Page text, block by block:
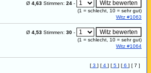
Ø 4,63 Stimmen: 24 -
(1 = schlecht, 10 = sehr gut)
Witz #1063
Ø 4,53 Stimmen: 30 -
(1 = schlecht, 10 = sehr gut)
Witz #1064
[ 3 ] [ 4 ] [ 5 ] [ 6 ] [ 7 ]